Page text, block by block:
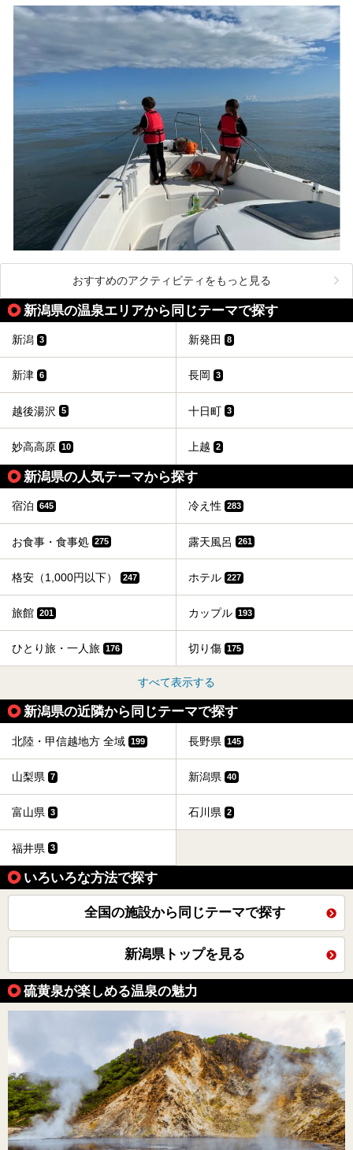
おすすめのアクティビティをもっと見る
新潟県の温泉エリアから同じテーマで探す
新潟 3 新発田 8
新津 6 長岡 3
越後湯沢 5 十日町 3
妙高高原 10 上越 2
新潟県の人気テーマから探す
宿泊 645 冷え性 283
お食事・食事処 275 露天風呂 261
格安（1,000円以下） 247 ホテル 227
旅館 201 カップル 193
ひとり旅・一人旅 176 切り傷 175
すべて表示する
新潟県の近隣から同じテーマで探す
北陸・甲信越地方 全域 199 長野県 145
山梨県 7 新潟県 40
富山県 3 石川県 2
福井県 3
いろいろな方法で探す
全国の施設から同じテーマで探す
新潟県トップを見る
硫黄泉が楽しめる温泉の魅力